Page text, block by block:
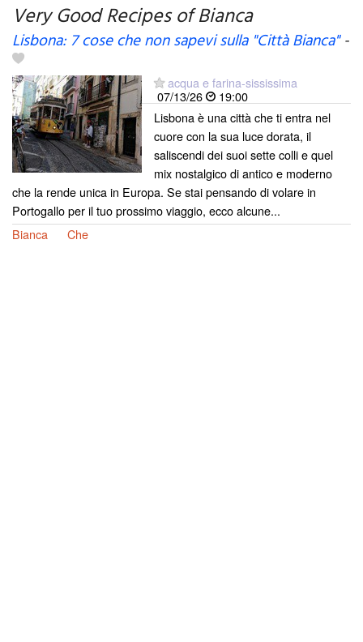
My favorite blogs
Very Good Recipes of Bianca
Lisbona: 7 cose che non sapevi sulla "Città Bianca"-
acqua e farina-sississima
07/13/26
19:00
Lisbona è una città che ti entra nel
cuore con la sua luce dorata, il
saliscendi dei suoi sette colli e quel
mix nostalgico di antico e moderno
che la rende unica in Europa. Se stai pensando di volare in
Portogallo per il tuo prossimo viaggio, ecco alcune...
Bianca
Che